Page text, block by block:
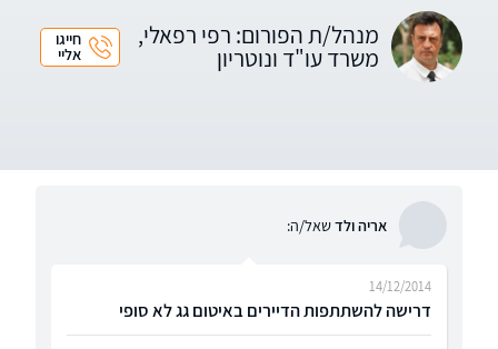
מנהל/ת הפורום: רפי רפאלי,
משרד עו"ד ונוטריון
חייגו
אליי
אריה ולדשאל/ה:
דרישה להשתתפות הדיירים באיטום גג לא סופי
14/12/2014